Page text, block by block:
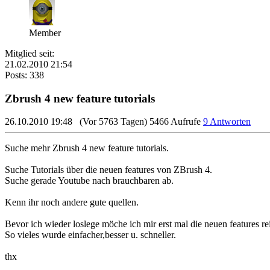
Member
Mitglied seit:
21.02.2010 21:54
Posts: 338
Zbrush 4 new feature tutorials
26.10.2010 19:48 (Vor 5763 Tagen) 5466 Aufrufe 9 Antworten
Suche mehr Zbrush 4 new feature tutorials.
Suche Tutorials über die neuen features von ZBrush 4.
Suche gerade Youtube nach brauchbaren ab.
Kenn ihr noch andere gute quellen.
Bevor ich wieder loslege möche ich mir erst mal die neuen features
So vieles wurde einfacher,besser u. schneller.
thx